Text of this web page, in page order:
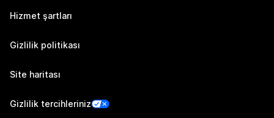
Hizmet şartları
Gizlilik politikası
Site haritası
Gizlilik tercihleriniz